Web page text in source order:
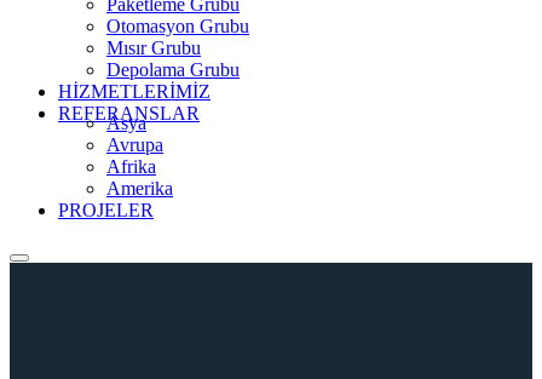
Paketleme Grubu
Otomasyon Grubu
Mısır Grubu
Depolama Grubu
HİZMETLERİMİZ
REFERANSLAR
Asya
Avrupa
Afrika
Amerika
PROJELER